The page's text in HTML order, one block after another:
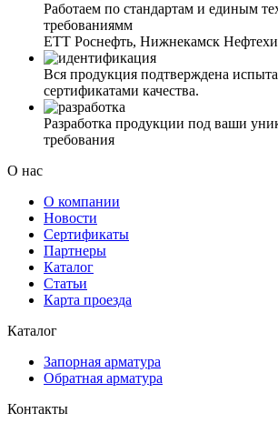
Работаем по стандартам и единым
требованиямм
ЕТТ Роснефть, Нижнекамск
Вся продукция подтверждена
сертификатами качества.
Разработка продукции под ваши
требования
О нас
О компании
Новости
Сертификаты
Партнеры
Каталог
Статьи
Карта проезда
Каталог
Запорная арматура
Обратная арматура
Контакты